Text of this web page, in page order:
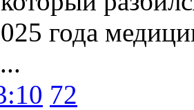
года
72